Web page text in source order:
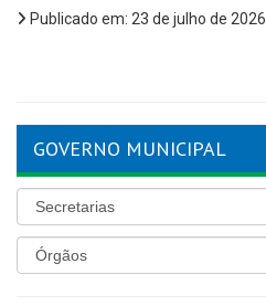
Publicado em: 23 de julho de 2026
GOVERNO MUNICIPAL